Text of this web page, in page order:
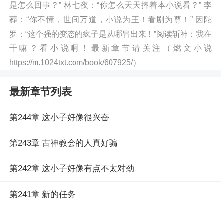
是怎么回事？” 林七夜：“你怎么天天捧着本小说看？” 李
葬：“你不懂，世间万道，小说为王！看剧为尊！” 因陀
罗：“这个强的变态的疯子是从哪冒出来！”阅读斩神：我在
干嘛？看小说啊！最新章节请关注（燃文小说
https://m.1024txt.com/book/607925/）
最新章节列表
第244章 这小子好像很兴奋
第243章 古神教会的人真好骗
第242章 这小子好像有点不太对劲
第241章 新的任务